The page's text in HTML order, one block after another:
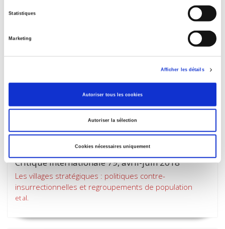
Statistiques
Marketing
Afficher les détails
Autoriser tous les cookies
Autoriser la sélection
Cookies nécessaires uniquement
Critique internationale 79, avril-juin 2018
Les villages stratégiques : politiques contre-
insurrectionnelles et regroupements de population
et al.